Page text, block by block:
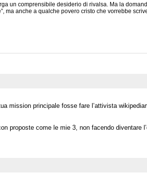
un comprensibile desiderio di rivalsa. Ma la
ma anche a qualche povero cristo che vorrebbe
mission principale fosse fare l’attivista
proposte come le mie 3, non facendo